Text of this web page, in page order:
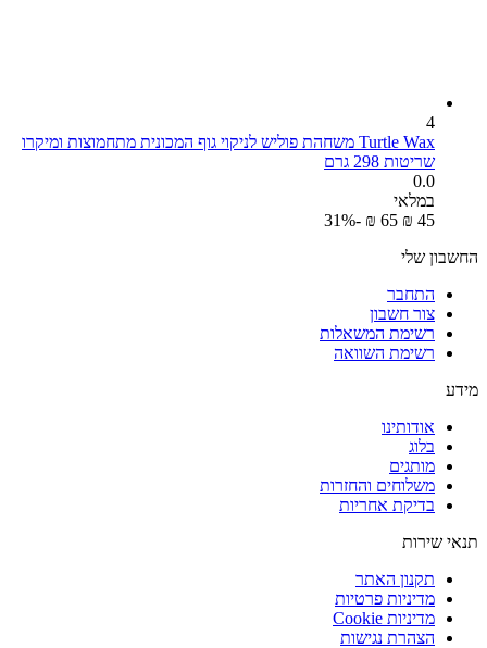
4
Turtle Wax משחהת פוליש לניקוי גוף המכונית מתחמוצות ומיקרו
שריטות 298 גרם
0.0
במלאי
₪ ‍45‍
₪ ‍65‍
-31%
החשבון שלי
התחבר
צור חשבון
רשימת המשאלות
רשימת השוואה
מידע
אודותינו
בלוג
מותגים
משלוחים והחזרות
בדיקת אחריות
תנאי שירות
תקנון האתר
מדיניות פרטיות
מדיניות Cookie
הצהרת נגישות